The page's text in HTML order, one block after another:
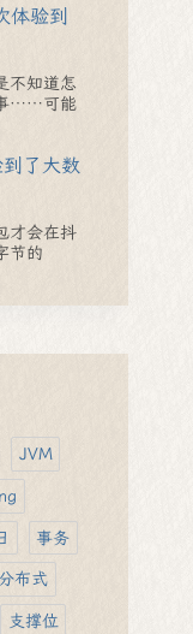
体验到
不知道怎
……可能
了大数
才会在抖
节的
JVM
事务
布式
支撑位